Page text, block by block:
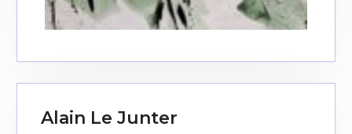
Alain Le Junter